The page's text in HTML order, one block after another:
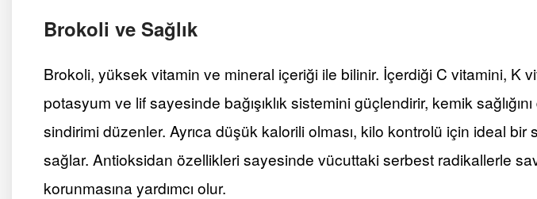
Brokoli ve Sağlık
Brokoli, yüksek vitamin ve mineral içeriği ile bilinir. İçerdiği C vitamini, K
potasyum ve lif sayesinde bağışıklık sistemini güçlendirir, kemik
sindirimi düzenler. Ayrıca düşük kalorili olması, kilo kontrolü için ideal bir
sağlar. Antioksidan özellikleri sayesinde vücuttaki serbest radikallerle
korunmasına yardımcı olur.